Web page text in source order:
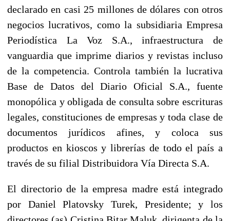
declarado en casi 25 millones de dólares con otros
negocios lucrativos, como la subsidiaria Empresa
Periodística La Voz S.A., infraestructura de
vanguardia que imprime diarios y revistas incluso
de la competencia. Controla también la lucrativa
Base de Datos del Diario Oficial S.A., fuente
monopólica y obligada de consulta sobre escrituras
legales, constituciones de empresas y toda clase de
documentos jurídicos afines, y coloca sus
productos en kioscos y librerías de todo el país a
través de su filial Distribuidora Vía Directa S.A.
El directorio de la empresa madre está integrado
por Daniel Platovsky Turek, Presidente; y los